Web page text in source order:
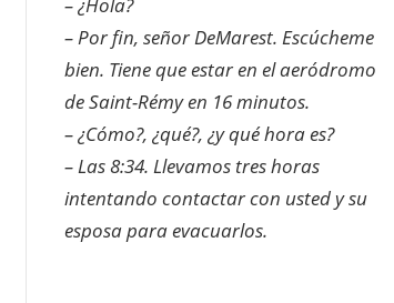
– Por fin, señor DeMarest. Escúcheme
bien. Tiene que estar en el aeródromo
de Saint-Rémy en 16 minutos.
– ¿Cómo?, ¿qué?, ¿y qué hora es?
– Las 8:34. Llevamos tres horas
intentando contactar con usted y su
esposa para evacuarlos.